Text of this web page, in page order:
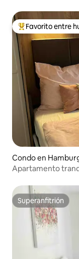
Favorito entre
Favorito entre
Condo en
Apartamento
Superanfitrión
Superanfitrión